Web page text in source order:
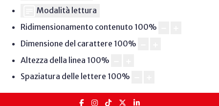
Modalità lettura
Ridimensionamento contenuto 100%
Dimensione del carattere 100%
Altezza della linea 100%
Spaziatura delle lettere 100%